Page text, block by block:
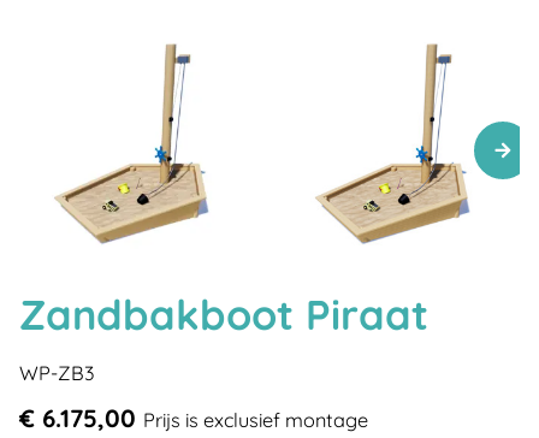
Zandbakboot Piraat
WP-ZB3
€ 6.175,00 Prijs is exclusief montage